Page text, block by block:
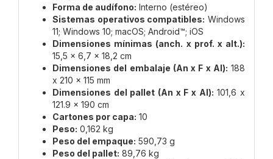
Forma de audífono: Interno (estéreo)
Sistemas operativos compatibles: Windows
11; Windows 10; macOS; Android™; iOS
Dimensiones mínimas (anch. x prof. x alt.):
15,5 x 6,7 x 18,2 cm
Dimensiones del embalaje (An x F x Al): 188
x 210 x 115 mm
Dimensiones del pallet (An x F x Al): 101,6 x
121.9 x 190 cm
Cartones por capa: 10
Peso: 0,162 kg
Peso del empaque: 590,73 g
Peso del pallet: 89,76 kg